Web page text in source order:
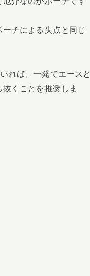
チによる失点と同じ
れば、一発でエースと
くことを推奨しま